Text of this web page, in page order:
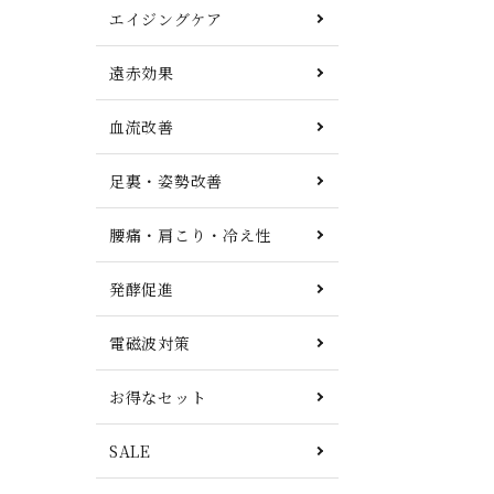
エイジングケア
遠赤効果
血流改善
足裏・姿勢改善
腰痛・肩こり・冷え性
発酵促進
電磁波対策
お得なセット
SALE